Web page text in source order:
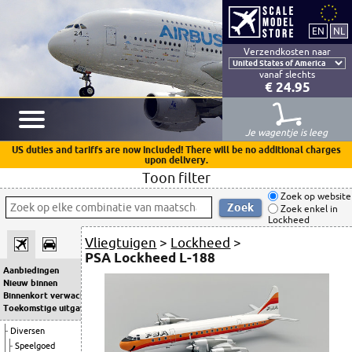
Verzendkosten naar
vanaf slechts
€ 24.95
Je wagentje is leeg
US duties and tariffs are now included! There will be no additional charges
upon delivery.
Toon filter
Zoek op website
Zoek enkel in
Lockheed
Aanbiedingen
Nieuw binnen
Binnenkort verwacht
Toekomstige uitgaven
Diversen
Speelgoed
Vliegtuigen > Lockheed >
PSA Lockheed L-188